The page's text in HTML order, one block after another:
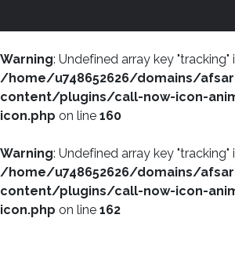
Warning: Undefined array key "tracking"
/home/u748652626/domains/
content/plugins/call-now-icon-
icon.php on line 160
Warning: Undefined array key "tracking"
/home/u748652626/domains/
content/plugins/call-now-icon-
icon.php on line 162